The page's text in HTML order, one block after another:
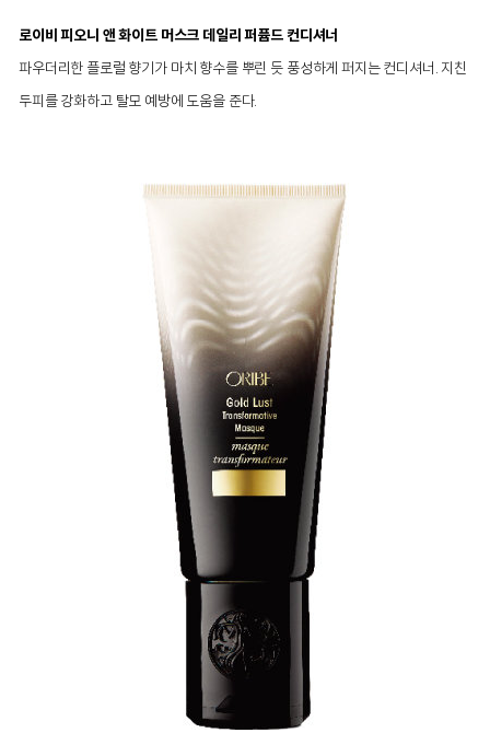
로이비 피오니 앤 화이트 머스크 데일리 퍼퓸드 컨디셔너
파우더리한 플로럴 향기가 마치 향수를 뿌린 듯 풍성하게 퍼지는 컨디셔너. 지친
두피를 강화하고 탈모 예방에 도움을 준다.